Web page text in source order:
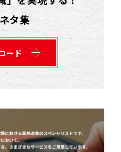
タ集
ード